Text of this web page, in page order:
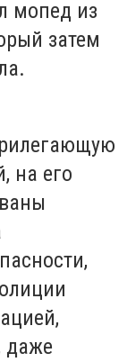
мопед из
затем
на его
даже